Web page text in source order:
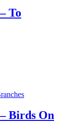
Το
Birds On